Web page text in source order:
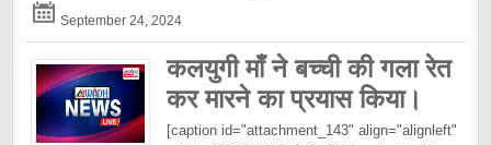
September 24, 2024
कलयुगी माँ ने बच्ची की गला रेत
कर मारने का प्रयास किया।
[caption id="attachment_143" align="alignleft"